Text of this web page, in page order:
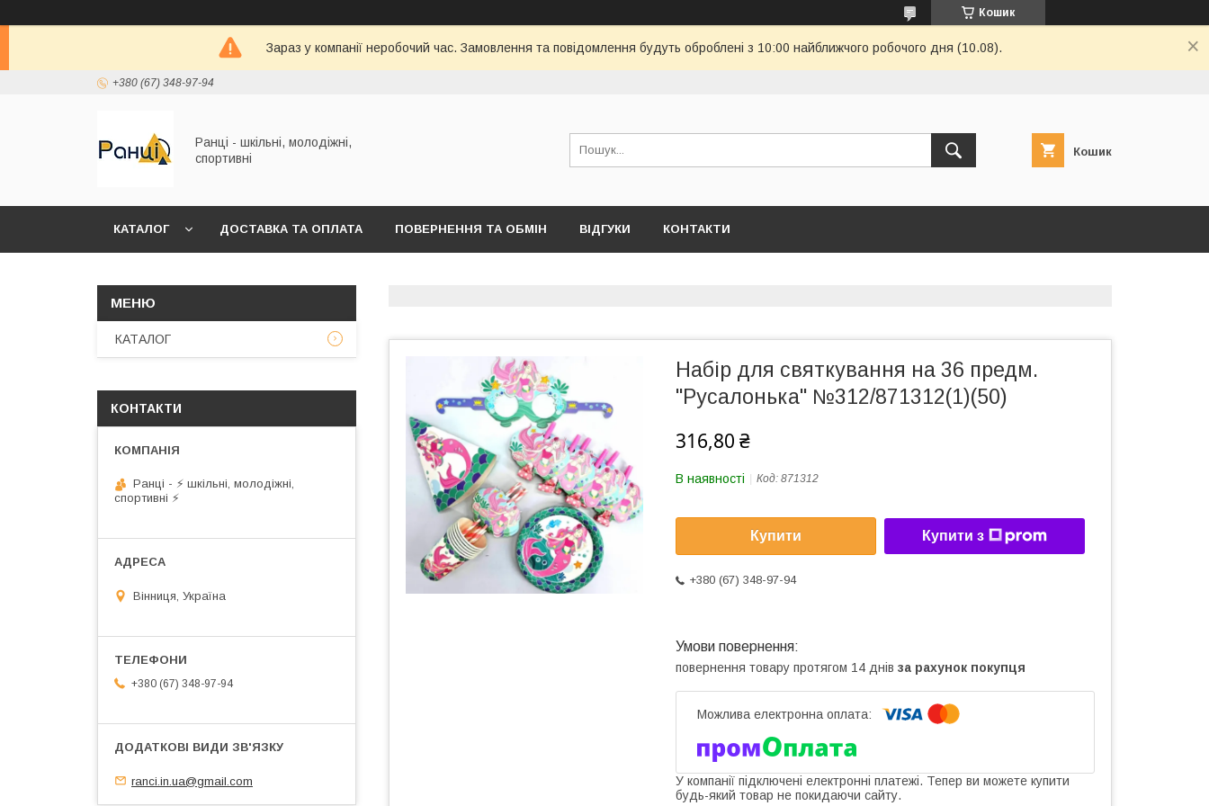
Кошик
Зараз у компанії неробочий час. Замовлення та повідомлення будуть оброблені з 10:00 найближчого робочого дня (10.08).
+380 (67) 348-97-94
Ранці - шкільні, молодіжні,
спортивні
Кошик
КАТАЛОГ ДОСТАВКА ТА ОПЛАТА ПОВЕРНЕННЯ ТА ОБМІН ВІДГУКИ КОНТАКТИ
Набір для святкування на 36 предм.
"Русалонька" №312/871312(1)(50)
316,80 ₴
В наявності Код: 871312
Купити Купити з
+380 (67) 348-97-94
повернення товару протягом 14 днів за рахунок покупця
У компанії підключені електронні платежі. Тепер ви можете купити
будь-який товар не покидаючи сайту.
КАТАЛОГ
КОНТАКТИ
Ранці - ⚡ шкільні, молодіжні,
спортивні ⚡
Вінниця, Україна
+380 (67) 348-97-94
ranci.in.ua@gmail.com